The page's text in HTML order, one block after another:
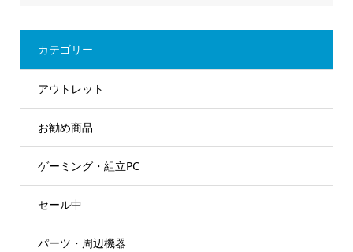
カテゴリー
アウトレット
お勧め商品
ゲーミング・組立PC
セール中
パーツ・周辺機器